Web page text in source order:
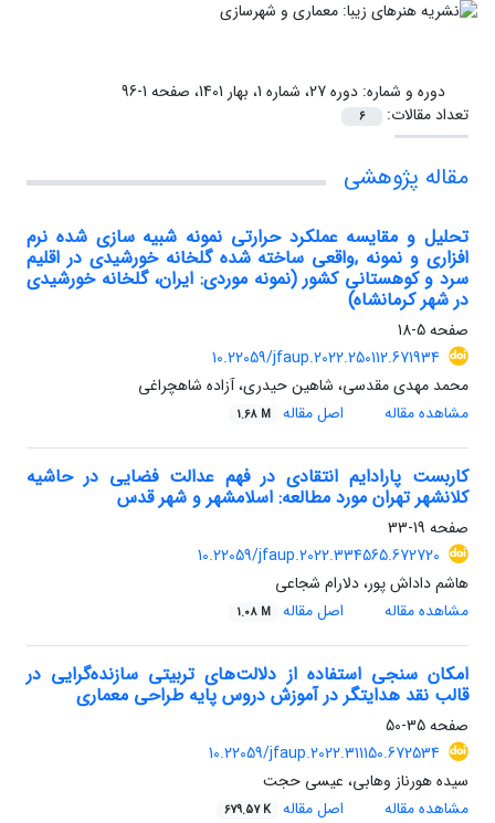
دوره و شماره:دوره 27، شماره 1، بهار 1401، صفحه 1-96
تعداد مقالات:
6
مقاله پژوهشی
تحلیل و مقایسه عملکرد حرارتی نمونه شبیه سازی شده نرم
افزاری و نمونه ,واقعی ساخته شده گلخانه خورشیدی در اقلیم
سرد و کوهستانی کشور (نمونه موردی: ایران، گلخانه خورشیدی
در شهر کرمانشاه)
صفحه5-18
10.22059/jfaup.2022.250112.671934
محمد مهدی مقدسی، شاهین حیدری، آزاده شاهچراغی
مشاهده مقاله
اصل مقاله 1.68 M
کاربست پارادایم انتقادی در فهم عدالت فضایی در حاشیه
کلانشهر تهران مورد مطالعه: اسلامشهر و شهر قدس
صفحه 19-33
10.22059/jfaup.2022.334565.672720
هاشم داداش پور، دلارام شجاعی
مشاهده مقاله
اصل مقاله 1.08 M
امکان سنجی استفاده از دلالت‌های تربیتی سازنده‌گرایی در
قالب نقد هدایتگر در آموزش دروس پایه طراحی معماری
صفحه35-50
10.22059/jfaup.2022.311150.672534
سیده هورناز وهابی، عیسی حجت
مشاهده مقاله
اصل مقاله 679.57 K